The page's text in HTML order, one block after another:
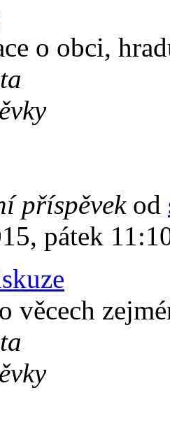
o obci,
příspěvekod
pátek
věcech